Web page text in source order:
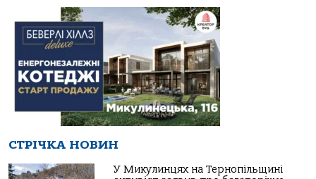
СТРІЧКА НОВИН
У Микулинцях на Тернопільщині